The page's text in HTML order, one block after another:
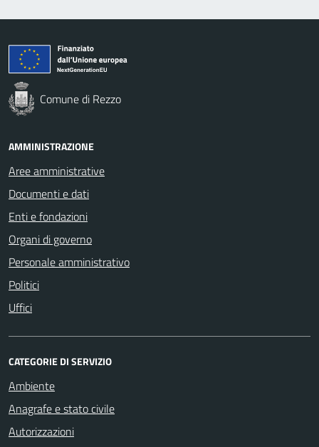
Comune di Rezzo
AMMINISTRAZIONE
Aree amministrative
Documenti e dati
Enti e fondazioni
Organi di governo
Personale amministrativo
Politici
Uffici
CATEGORIE DI SERVIZIO
Ambiente
Anagrafe e stato civile
Autorizzazioni